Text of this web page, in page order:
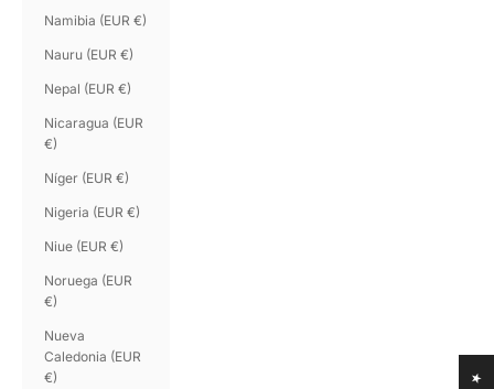
Namibia (EUR €)
Nauru (EUR €)
Nepal (EUR €)
Nicaragua (EUR
€)
Níger (EUR €)
Nigeria (EUR €)
Niue (EUR €)
Noruega (EUR
€)
Nueva
Caledonia (EUR
€)